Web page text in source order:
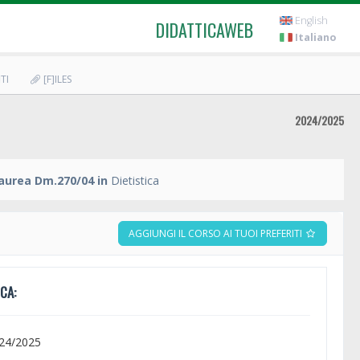
DIDATTICAWEB
English
Italiano
[F]ILES
2024/2025
Dm.270/04 in Dietistica
AGGIUNGI IL CORSO AI TUOI PREFERITI
2025